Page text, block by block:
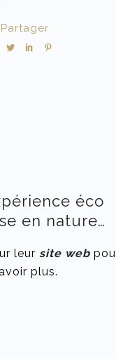
Partager
éco
en nature…
leur site web
plus.